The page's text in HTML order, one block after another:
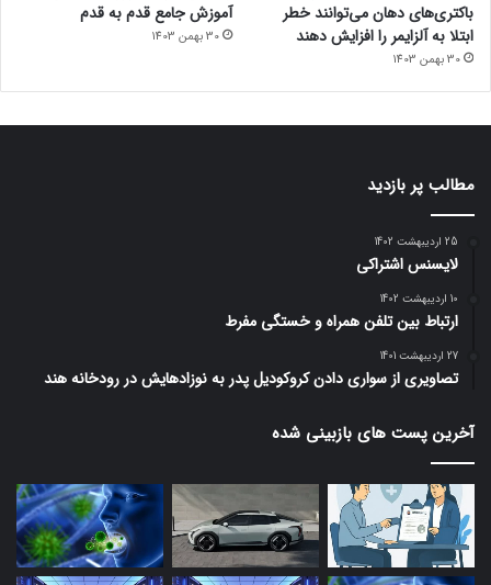
باکتری‌های دهان می‌توانند خطر
ابتلا به آلزایمر را افزایش دهند
30 بهمن 1403
آموزش جامع قدم به قدم
30 بهمن 1403
مطالب پر بازدید
25 اردیبهشت 1402
لایسنس اشتراکی
10 اردیبهشت 1402
ارتباط بین تلفن همراه و خستگی مفرط
27 اردیبهشت 1401
تصاویری از سواری دادن کروکودیل پدر به نوزادهایش در رودخانه هند
آخرین پست های بازبینی شده